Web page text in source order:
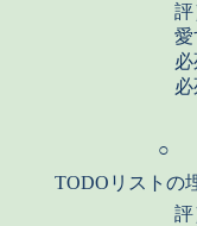
評
愛
○
TODOリストの
評